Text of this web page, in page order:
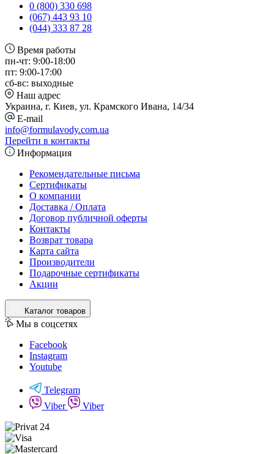
0 (800) 330 698
(067) 443 93 10
(044) 333 87 28
Время работы
пн-чт: 9:00-18:00
пт: 9:00-17:00
сб-вс: выходные
Наш адрес
Украина, г. Киев, ул. Крамского Ивана, 14/34
E-mail
info@formulavody.com.ua
Перейти в контакты
Информация
Рекомендательные письма
Сертификаты
О компании
Доставка / Оплата
Договор публичной оферты
Контакты
Возврат товара
Карта сайта
Производители
Подарочные сертификаты
Акции
Каталог товаров
Мы в соцсетях
Facebook
Instagram
Youtube
Telegram
Viber
Viber